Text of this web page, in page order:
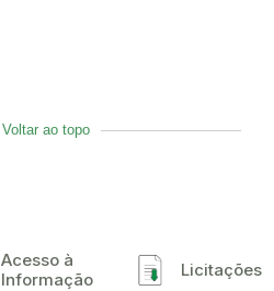
Voltar ao topo
Acesso à
Informação
Licitações